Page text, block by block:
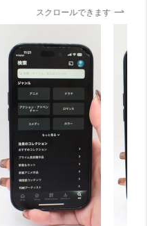
スクロールできます